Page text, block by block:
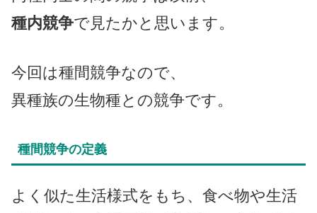
種内競争で見たかと思います。
今回は種間競争なので、
異種族の生物種との競争です。
種間競争の定義
よく似た生活様式をもち、食べ物や生活